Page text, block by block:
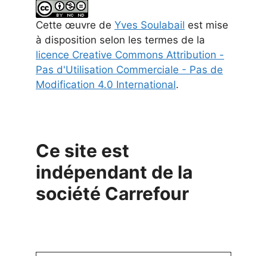
Cette œuvre de Yves Soulabail est mise
à disposition selon les termes de la
licence Creative Commons Attribution -
Pas d'Utilisation Commerciale - Pas de
Modification 4.0 International.
Ce site est
indépendant de la
société Carrefour